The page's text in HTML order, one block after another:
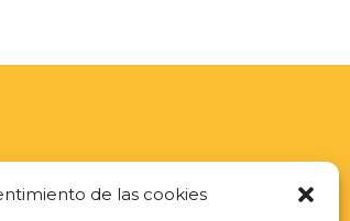
de las cookies